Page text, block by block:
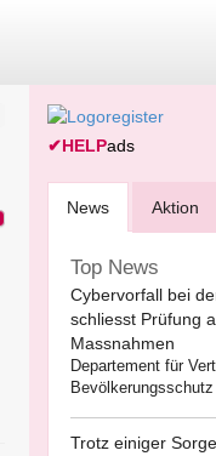
✔HELPads
News Aktion
Top News
Cybervorfall bei
schliesst Prüfung
Massnahmen
Departement für
Trotz einiger